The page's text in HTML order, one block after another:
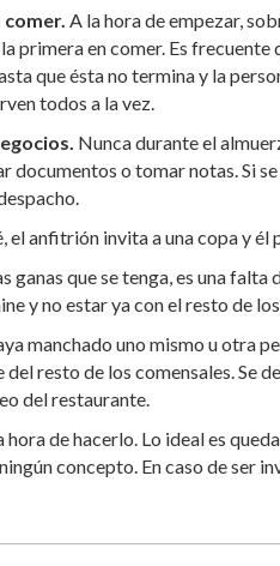
comer. A la hora de empezar,
primera en comer. Es
que ésta no termina y la
todos a la vez.
Nunca durante el
documentos o tomar notas. Si
el anfitrión invita a una copa y él
ganas que se tenga, es una
y no estar ya con el resto de
manchado uno mismo u otra
del resto de los comensales.
del restaurante.
hora de hacerlo. Lo ideal es
concepto. En caso de ser